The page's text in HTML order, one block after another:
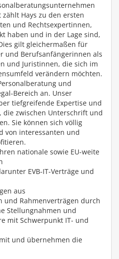
Hays zu den ersten
und Rechtsexpertinnen,
haben und in der Lage sind,
gilt gleichermaßen für
und Berufsanfängerinnen als
und Juristinnen, die sich im
verändern möchten.
und
Bereich an. Unser
tiefgreifende Expertise und
die zwischen Unterschrift und
Sie können sich völlig
von interessanten und
nationale sowie EU-weite
EVB-IT-Verträge und
aus
und Rahmenverträgen durch
Stellungnahmen und
mit Schwerpunkt IT- und
und übernehmen die